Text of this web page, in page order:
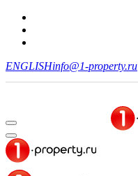
ENGLISHinfo@1-property.ru